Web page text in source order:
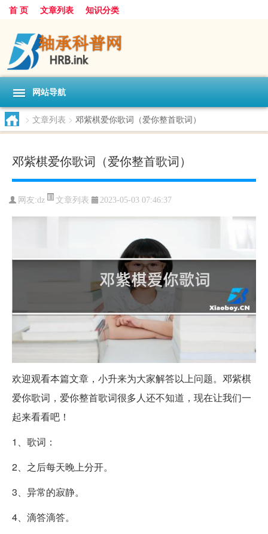
首 页 文章列表 知识分类
网站导航
> 文章列表 > 邓紫棋爱你歌词（爱你整首歌词）
邓紫棋爱你歌词（爱你整首歌词）
网友:dz 文章列表 2023-05-03 07:46:37
欢迎观看本篇文章，小升来为大家解答以上问题。邓紫棋
爱你歌词，爱你整首歌词很多人还不知道，现在让我们一
起来看看吧！
1、歌词：
2、之后每天晚上分开。
3、异常的寂静。
4、滴答滴答。